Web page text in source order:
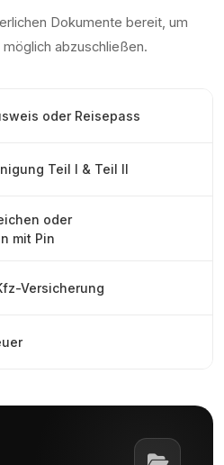
Dokumente bereit, um
abzuschließen.
oder Reisepass
Teil I & Teil II
oder
mit Pin
Versicherung